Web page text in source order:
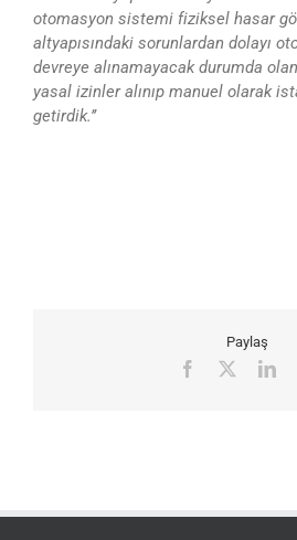
otomasyon sistemi fiziksel hasar
altyapısındaki sorunlardan dolayı
devreye alınamayacak durumda
yasal izinler alınıp manuel olarak
getirdik.’’
Paylaş
Facebook